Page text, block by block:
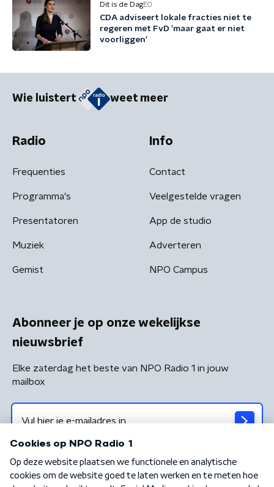
Dit is de DagEO
CDA adviseert lokale fracties niet te
regeren met FvD 'maar gaat er niet
voorliggen'
Wie luistert weet meer
Radio
Frequenties
Programma's
Presentatoren
Muziek
Gemist
Info
Contact
Veelgestelde vragen
App de studio
Adverteren
NPO Campus
Abonneer je op onze wekelijkse
nieuwsbrief
Elke zaterdag het beste van NPO Radio 1 in jouw
mailbox